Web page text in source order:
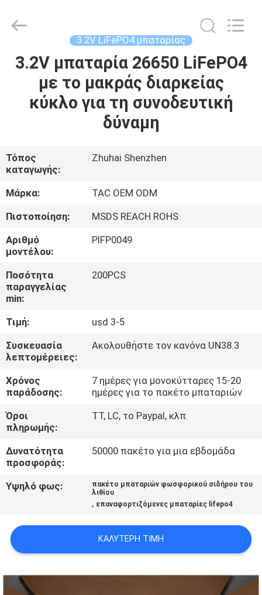
ΣΠΊΤΙ
ΠΡΟΪΌΝΤΑ
ΠΕΡΊΠΟΥ
ΕΜΕΊΣ
ΓΎΡΟΣ
ΕΡΓΟΣΤΑΣΊΩΝ
ΠΟΙΟΤΙΚΌΣ
ΜΑΣ
ΕΛΆΤΕ
ΣΕ
ΕΠΑΦΉ
ΜΕ
ΕΙΔΉΣΕΙΣ
ΠΕΡΙΠΤΏΣΕΙΣ
ΈΝΑ
ΑΠΌΣΠΑΣΜΑ
Energy
Technology
Rights
Reserved.
3.2V LiFePO4 μπαταρίας
3.2V μπαταρία 26650 LiFePO4
με το μακράς διαρκείας
κύκλο για τη συνοδευτική
δύναμη
Τόπος
καταγωγής:
Zhuhai Shenzhen
Μάρκα:
TAC OEM ODM
Πιστοποίηση:
MSDS REACH ROHS
Αριθμό
μοντέλου:
PIFP0049
Ποσότητα
παραγγελίας
min:
200PCS
Τιμή:
usd 3-5
Συσκευασία
λεπτομέρειες:
Ακολουθήστε τον κανόνα UN38.3
Χρόνος
παράδοσης:
7 ημέρες για μονοκύτταρες 15-20
ημέρες για το πακέτο μπαταριών
Όροι
πληρωμής:
TT, LC, το Paypal, κλπ
Δυνατότητα
προσφοράς:
50000 πακέτο για μια εβδομάδα
Υψηλό φως:
πακέτο μπαταριών φωσφορικού σιδήρου του
λιθίου
, επαναφορτιζόμενες μπαταρίες lifepo4
ΚΑΛΎΤΕΡΗ ΤΙΜΉ